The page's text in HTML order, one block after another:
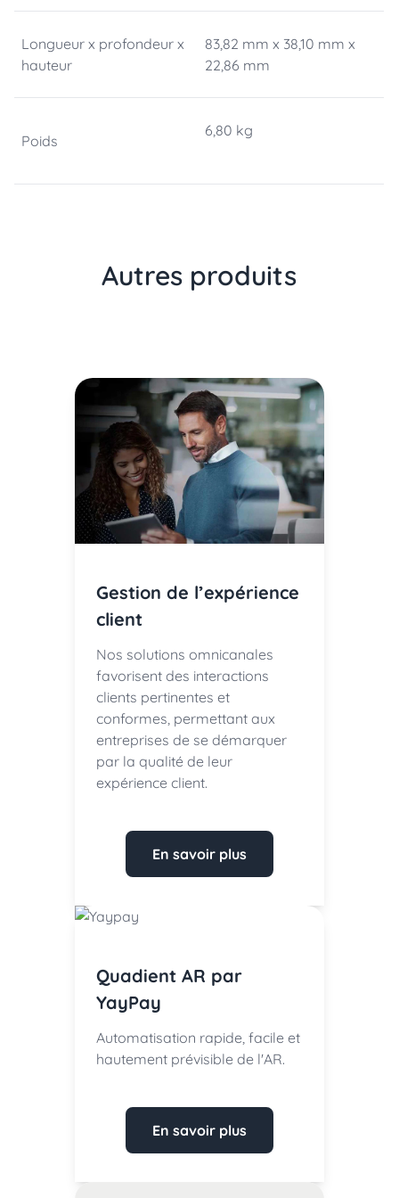
Longueur x profondeur x
hauteur
83,82 mm x 38,10 mm x
22,86 mm
Poids
6,80 kg
Autres produits
Gestion de l’expérience
client
Nos solutions omnicanales
favorisent des interactions
clients pertinentes et
conformes, permettant aux
entreprises de se démarquer
par la qualité de leur
expérience client.
En savoir plus
Quadient AR par
YayPay
Automatisation rapide, facile et
hautement prévisible de l'AR.
En savoir plus